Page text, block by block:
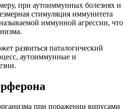
при аутоиммунных болезнях и
стимуляция иммунитета
иммунной агрессии, что
развиться паталогический
аутоиммунные и
при поражении вирусами